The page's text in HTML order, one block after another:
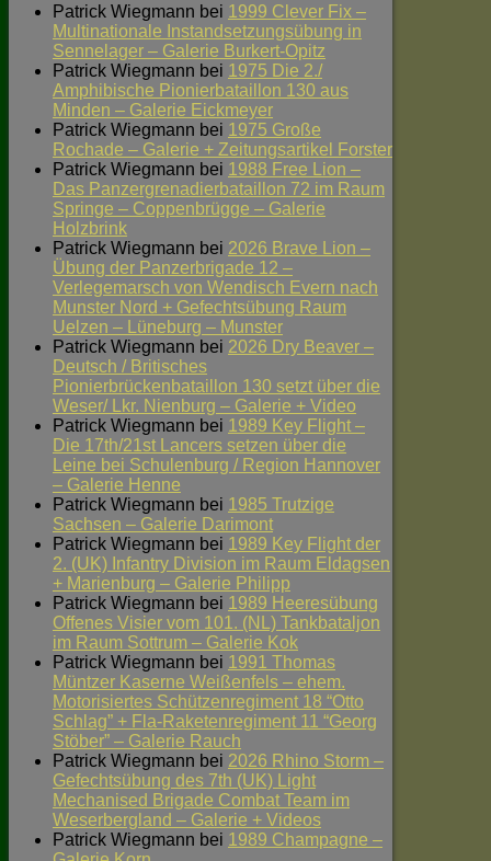
Patrick Wiegmann bei 1999 Clever Fix –
Multinationale Instandsetzungsübung in
Sennelager – Galerie Burkert-Opitz
Patrick Wiegmann bei 1975 Die 2./
Amphibische Pionierbataillon 130 aus
Minden – Galerie Eickmeyer
Patrick Wiegmann bei 1975 Große
Rochade – Galerie + Zeitungsartikel Forster
Patrick Wiegmann bei 1988 Free Lion –
Das Panzergrenadierbataillon 72 im Raum
Springe – Coppenbrügge – Galerie
Holzbrink
Patrick Wiegmann bei 2026 Brave Lion –
Übung der Panzerbrigade 12 –
Verlegemarsch von Wendisch Evern nach
Munster Nord + Gefechtsübung Raum
Uelzen – Lüneburg – Munster
Patrick Wiegmann bei 2026 Dry Beaver –
Deutsch / Britisches
Pionierbrückenbataillon 130 setzt über die
Weser/ Lkr. Nienburg – Galerie + Video
Patrick Wiegmann bei 1989 Key Flight –
Die 17th/21st Lancers setzen über die
Leine bei Schulenburg / Region Hannover
– Galerie Henne
Patrick Wiegmann bei 1985 Trutzige
Sachsen – Galerie Darimont
Patrick Wiegmann bei 1989 Key Flight der
2. (UK) Infantry Division im Raum Eldagsen
+ Marienburg – Galerie Philipp
Patrick Wiegmann bei 1989 Heeresübung
Offenes Visier vom 101. (NL) Tankbataljon
im Raum Sottrum – Galerie Kok
Patrick Wiegmann bei 1991 Thomas
Müntzer Kaserne Weißenfels – ehem.
Motorisiertes Schützenregiment 18 “Otto
Schlag” + Fla-Raketenregiment 11 “Georg
Stöber” – Galerie Rauch
Patrick Wiegmann bei 2026 Rhino Storm –
Gefechtsübung des 7th (UK) Light
Mechanised Brigade Combat Team im
Weserbergland – Galerie + Videos
Patrick Wiegmann bei 1989 Champagne –